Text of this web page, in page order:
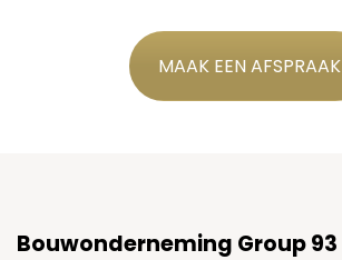
MAAK EEN AFSPRAAK
Bouwonderneming Group 93